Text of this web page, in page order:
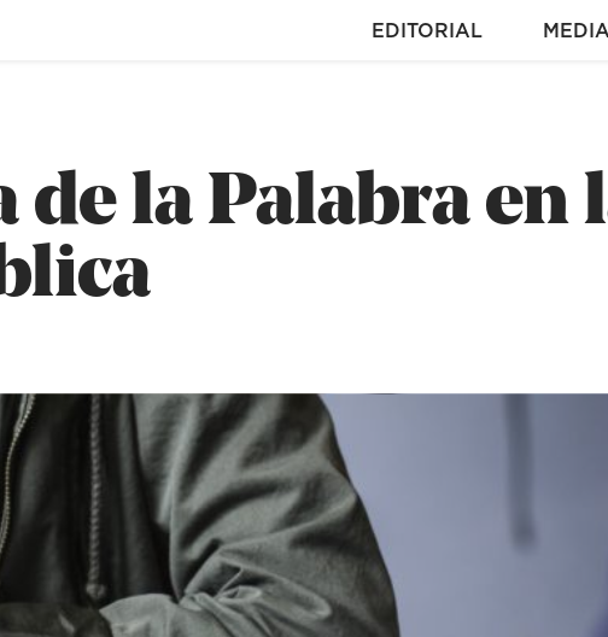
EDITORIAL MEDIA
de la Palabra en